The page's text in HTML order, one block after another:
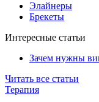
Элайнеры
Брекеты
Интересные статьи
Зачем нужны
Читать все статьи
Терапия